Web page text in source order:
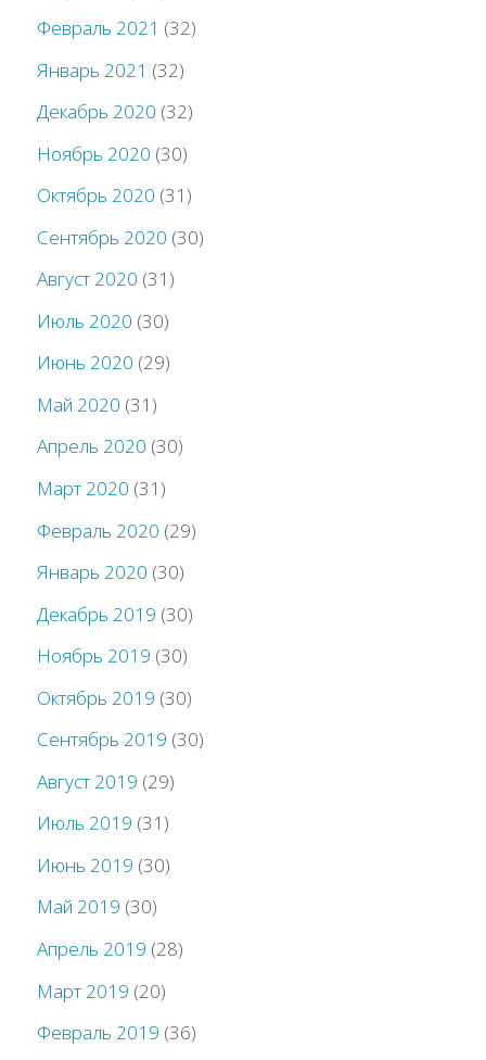
Февраль 2021 (32)
Январь 2021 (32)
Декабрь 2020 (32)
Ноябрь 2020 (30)
Октябрь 2020 (31)
Сентябрь 2020 (30)
Август 2020 (31)
Июль 2020 (30)
Июнь 2020 (29)
Май 2020 (31)
Апрель 2020 (30)
Март 2020 (31)
Февраль 2020 (29)
Январь 2020 (30)
Декабрь 2019 (30)
Ноябрь 2019 (30)
Октябрь 2019 (30)
Сентябрь 2019 (30)
Август 2019 (29)
Июль 2019 (31)
Июнь 2019 (30)
Май 2019 (30)
Апрель 2019 (28)
Март 2019 (20)
Февраль 2019 (36)